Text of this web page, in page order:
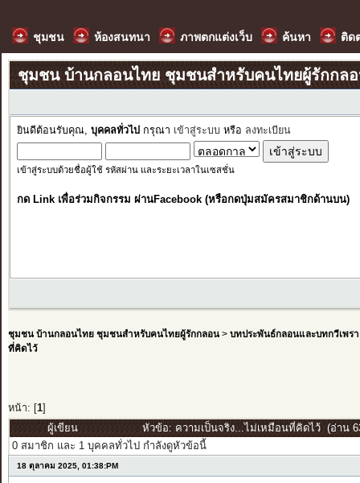
ชุมชน ห้องสนทนา ภาพตกแต่งเว็บ ค้นหา ติด
ชุมชน บ้านกลอนไทย ชุมชนสำหรับคนไทยผู้รักกล
ยินดีต้อนรับคุณ, บุคคลทั่วไป กรุณา เข้าสู่ระบบ หรือ ลงทะเบียน
เข้าสู่ระบบด้วยชื่อผู้ใช้ รหัสผ่าน และระยะเวลาในเซสชั่น
กด Link เพื่อร่วมกิจกรรม ผ่านFacebook (หรือกดปุ่มสมัครสมาชิกด้านบน)
ชุมชน บ้านกลอนไทย ชุมชนสำหรับคนไทยผู้รักกลอน> บทประพันธ์กลอนและบทกวีเพรา
ที่คิดไว้
หน้า: [ 1]
ผู้เขียน
หัวข้อ: ความเป็นจริง...ไม่เหมือนที่คิดไว้ (อ่าน
0 สมาชิก และ 1 บุคคลทั่วไป กำลังดูหัวข้อนี้
18 ตุลาคม 2025, 01:38:PM